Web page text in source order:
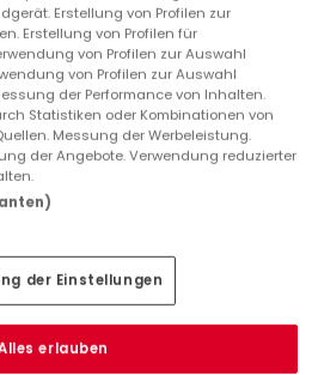
Erstellung von Profilen zur
Erstellung von Profilen für
von Profilen zur Auswahl
von Profilen zur Auswahl
der Performance von Inhalten.
Statistiken oder Kombinationen von
Messung der Werbeleistung.
der Angebote. Verwendung reduzierter
der Einstellungen
erlauben